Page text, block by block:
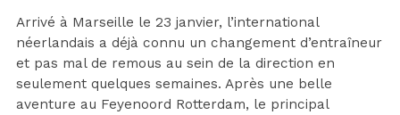
Arrivé à Marseille le 23 janvier, l’international
néerlandais a déjà connu un changement d’entraîneur
et pas mal de remous au sein de la direction en
seulement quelques semaines. Après une belle
aventure au Feyenoord Rotterdam, le principal